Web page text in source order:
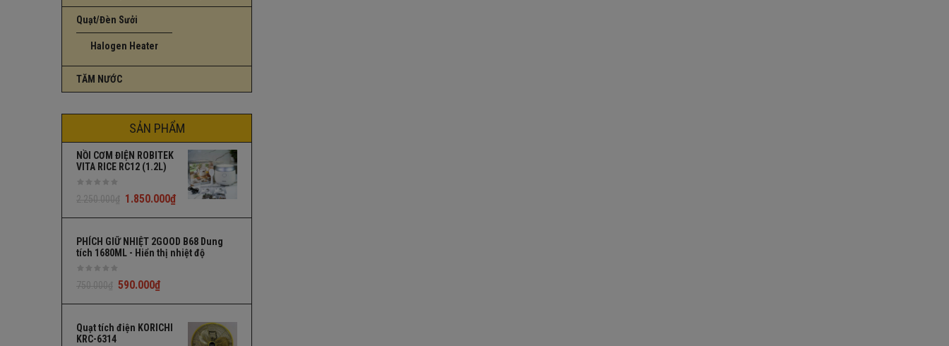
Quạt/Đèn Sưởi
Halogen Heater
TĂM NƯỚC
SẢN PHẨM
NỒI CƠM ĐIỆN ROBITEK
VITA RICE RC12 (1.2L)
2.250.000₫ 1.850.000₫
PHÍCH GIỮ NHIỆT 2GOOD B68 Dung
tích 1680ML - Hiển thị nhiệt độ
750.000₫ 590.000₫
Quạt tích điện KORICHI
KRC-6314